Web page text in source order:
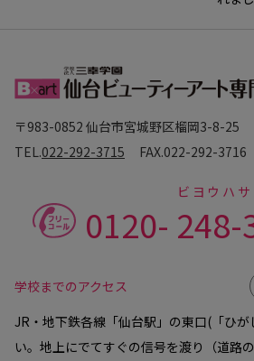
〒983-0852 仙台市宮城野区榴岡3-8-25
TEL.022-292-3715 FAX.022-292-3716
0120- 248-
ビヨウハサ
学校までのアクセス
JR・地下鉄各線「仙台駅」の東口(「ひ
い。地上にでてすぐの信号を渡り（道路